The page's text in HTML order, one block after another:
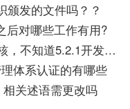
颁发的文件吗？？
后对哪些工作有用?
ISO9001：2015新版标准进行审核，不知道5.2.1开发质量方针做得对不对？怎样应对呀！
体系认证的有哪些
相关述语需更改吗